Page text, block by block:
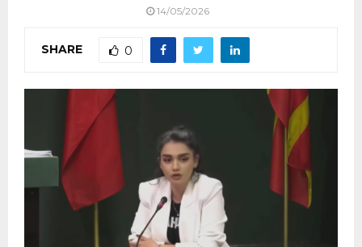
14/05/2026
SHARE 0